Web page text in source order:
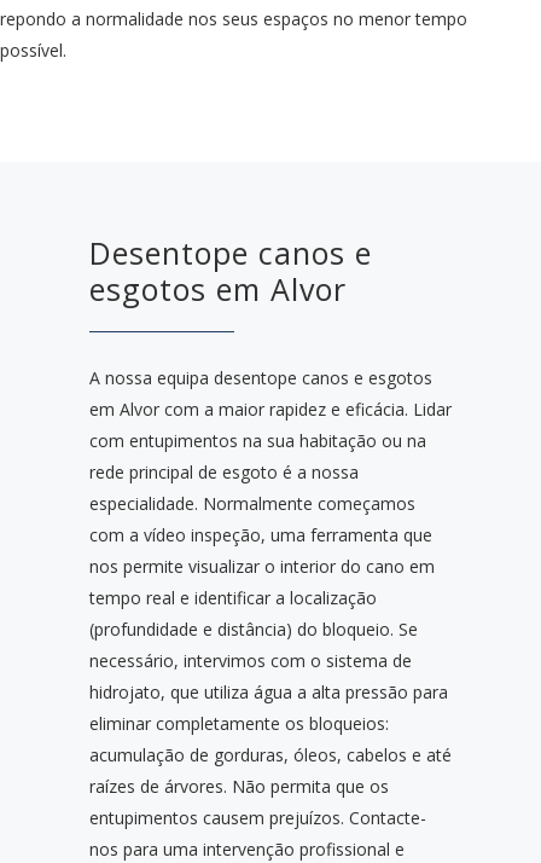
repondo a normalidade nos seus espaços no menor tempo
possível.
Desentope canos e
esgotos em Alvor
A nossa equipa desentope canos e esgotos
em Alvor com a maior rapidez e eficácia. Lidar
com entupimentos na sua habitação ou na
rede principal de esgoto é a nossa
especialidade. Normalmente começamos
com a vídeo inspeção, uma ferramenta que
nos permite visualizar o interior do cano em
tempo real e identificar a localização
(profundidade e distância) do bloqueio. Se
necessário, intervimos com o sistema de
hidrojato, que utiliza água a alta pressão para
eliminar completamente os bloqueios:
acumulação de gorduras, óleos, cabelos e até
raízes de árvores. Não permita que os
entupimentos causem prejuízos. Contacte-
nos para uma intervenção profissional e